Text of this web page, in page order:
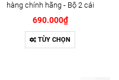
hàng chính hãng - Bộ 2 cái
690.000₫
TÙY CHỌN